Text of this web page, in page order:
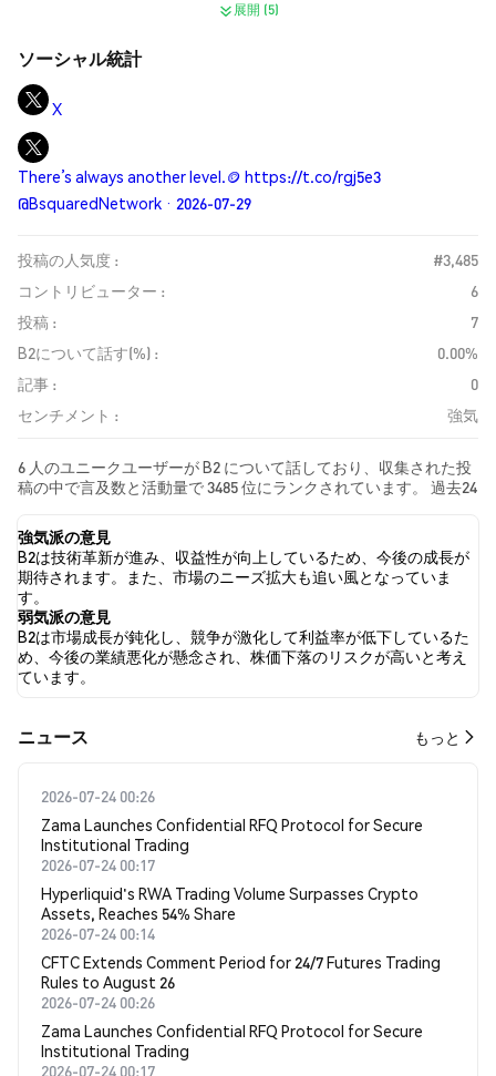
展開 (5)
ソーシャル統計
X
There’s always another level.🪙 https://t.co/rgj5e3
@BsquaredNetwork · 2026-07-29
投稿の人気度 :
#3,485
コントリビューター :
6
投稿 :
7
B2について話す(%) :
0.00%
記事 :
0
センチメント :
強気
6 人のユニークユーザーが B2 について話しており、収集された投
稿の中で言及数と活動量で 3485 位にランクされています。 過去24
気 でした。 最後に、B2 に関するニュース記事が 0 件公開されまし
た。 Twitterでは、14.29% のツイートが強気の感情を示し、
0.00% のツイートが弱気の感情を示しました。 85.71% のツイート
は B2 に対して中立的でした。 これらの感情分析は 7 件のツイート
に基づいています。
強気派の意見
B2は技術革新が進み、収益性が向上しているため、今後の成長が
期待されます。また、市場のニーズ拡大も追い風となっていま
す。
弱気派の意見
B2は市場成長が鈍化し、競争が激化して利益率が低下しているた
め、今後の業績悪化が懸念され、株価下落のリスクが高いと考え
ています。
​​ニュース​​ もっと
2026-07-24 00:26
Zama Launches Confidential RFQ Protocol for Secure
Institutional Trading
2026-07-24 00:17
Hyperliquid's RWA Trading Volume Surpasses Crypto
Assets, Reaches 54% Share
2026-07-24 00:14
CFTC Extends Comment Period for 24/7 Futures Trading
Rules to August 26
2026-07-24 00:26
Zama Launches Confidential RFQ Protocol for Secure
Institutional Trading
2026-07-24 00:17